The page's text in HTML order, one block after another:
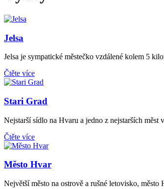
Jelsa
Jelsa je sympatické městečko vzdálené kolem 5
Čtěte více
Stari Grad
Nejstarší sídlo na Hvaru a jedno z nejstarších
Čtěte více
Město Hvar
Největší město na ostrově a rušné letovisko,